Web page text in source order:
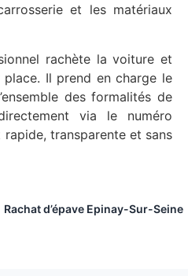
et les matériaux
rachète la voiture et
Il prend en charge le
des formalités de
via le numéro
transparente et sans
Rachat d’épave Epinay-Sur-Seine